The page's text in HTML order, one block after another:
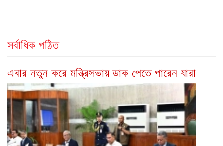
সর্বাধিক পঠিত
এবার নতুন করে মন্ত্রিসভায় ডাক পেতে পারেন যারা